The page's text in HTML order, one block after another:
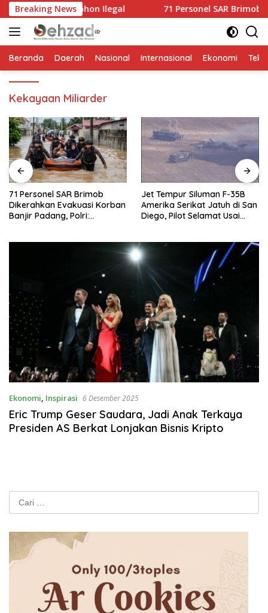
Langsung
ke
konten
Breaking News
10 Pohon Ilegal 71 Personel SAR Brimob
Beranda Daerah Nasional Internasional Ekonomi
Kekayaan Miliarder
71 Personel SAR Brimob
Dikerahkan Evakuasi Korban
Banjir Padang, Polri:
Jet Tempur Siluman F-35B
Amerika Serikat Jatuh di San
Diego, Pilot Selamat Usai
Ekonomi, Inspirasi 6 Desember 2025
Eric Trump Geser Saudara, Jadi Anak Terkaya
Presiden AS Berkat Lonjakan Bisnis Kripto
Cari
untuk: